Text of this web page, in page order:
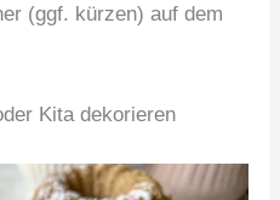
(ggf. kürzen) auf dem
Kita dekorieren